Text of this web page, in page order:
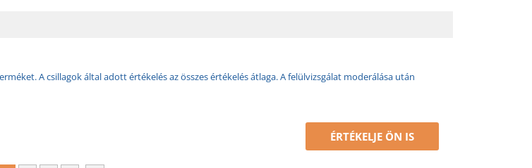
A csillagok által adott értékelés az összes értékelés átlaga. A felülvizsgálat moderálása után
ÉRTÉKELJE ÖN IS